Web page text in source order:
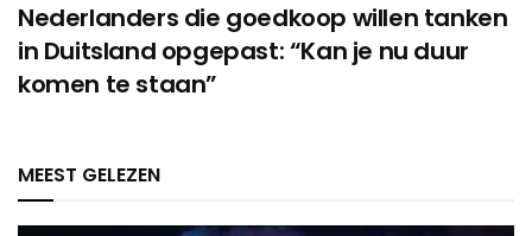
Nederlanders die goedkoop willen tanken
in Duitsland opgepast: “Kan je nu duur
komen te staan”
MEEST GELEZEN